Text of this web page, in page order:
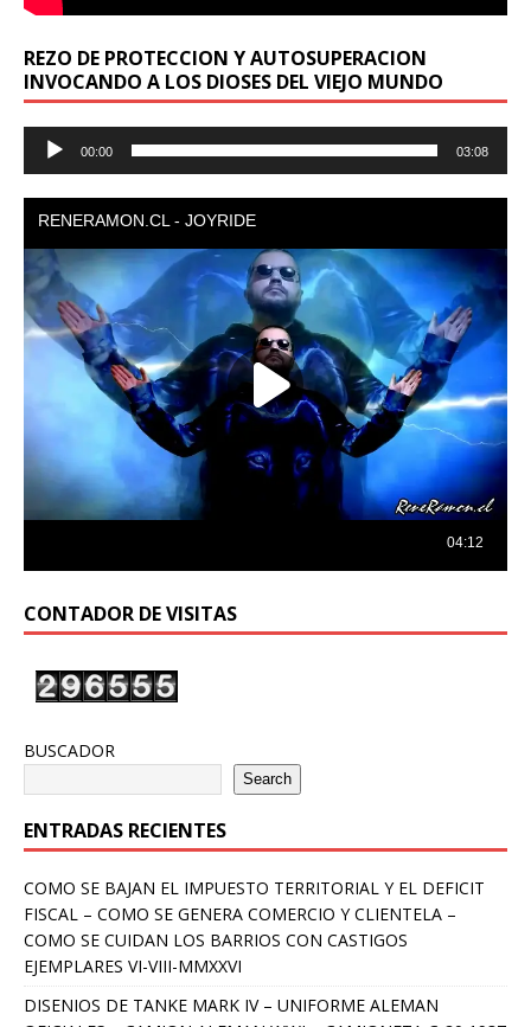
REZO DE PROTECCION Y AUTOSUPERACION
INVOCANDO A LOS DIOSES DEL VIEJO MUNDO
Reproductor
00:00 03:08
CONTADOR DE VISITAS
BUSCADOR
Search
ENTRADAS RECIENTES
COMO SE BAJAN EL IMPUESTO TERRITORIAL Y EL DEFICIT
FISCAL – COMO SE GENERA COMERCIO Y CLIENTELA –
COMO SE CUIDAN LOS BARRIOS CON CASTIGOS
EJEMPLARES VI-VIII-MMXXVI
DISENIOS DE TANKE MARK IV – UNIFORME ALEMAN